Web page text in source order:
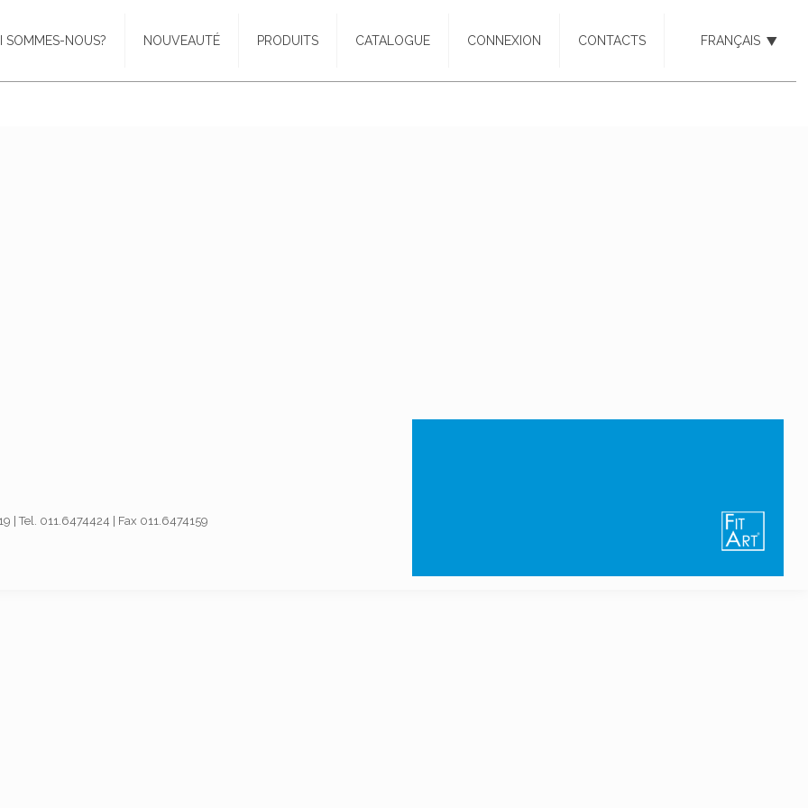
SOMMES-NOUS? NOUVEAUTÉ PRODUITS CATALOGUE CONNEXION CONTACTS FRANÇAIS
| Tel. 011.6474424 | Fax 011.6474159